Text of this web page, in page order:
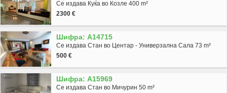
Се издава Куќа во Козле 400 m²
2300 €
Шифра: A14715
Се издава Стан во Центар - Универзална Сала 73 m²
500 €
Шифра: A15969
Се издава Стан во Мичурин 50 m²